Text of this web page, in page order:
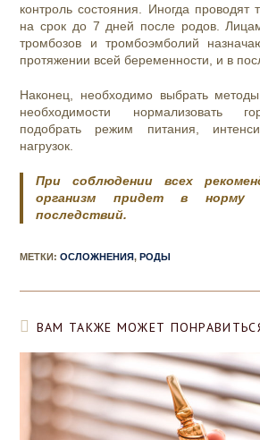
контроль состояния. Иногда проводят
на срок до 7 дней после родов.
тромбозов и тромбоэмболий
протяжении всей беременности, и в
Наконец, необходимо выбрать
необходимости нормализовать
подобрать режим питания,
нагрузок.
При соблюдении всех
организм придет в норму
последствий.
МЕТКИ:ОСЛОЖНЕНИЯ, РОДЫ
ВАМ ТАКЖЕ МОЖЕТ